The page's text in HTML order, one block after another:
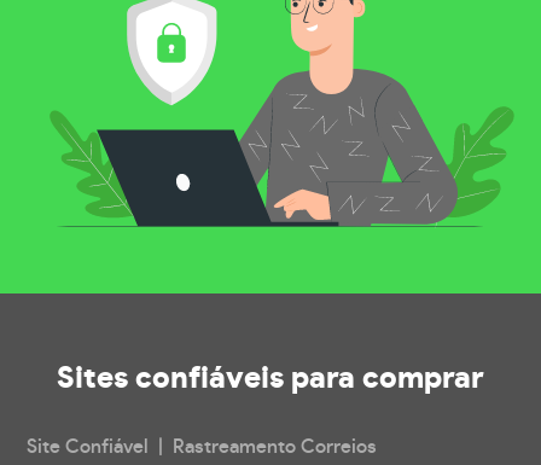
Sites confiáveis para comprar
Site Confiável | Rastreamento Correios